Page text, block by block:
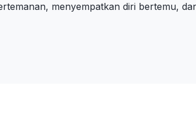
menyempatkan diri bertemu,